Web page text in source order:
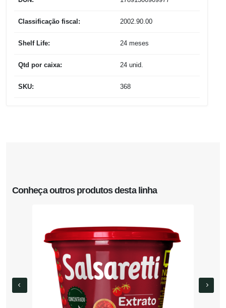
Classificação fiscal: 2002.90.00
Shelf Life: 24 meses
Qtd por caixa: 24 unid.
SKU: 368
Conheça outros produtos desta linha